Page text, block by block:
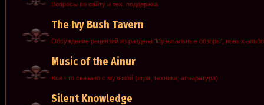
Вопросы по сайту и тех. поддержка
The Ivy Bush Tavern
Обсуждение рецензий из раздела 'Музыкальные обзоры', новых
Music of the Ainur
Все что связано с музыкой (игра, техника, аппаратура)
Silent Knowledge